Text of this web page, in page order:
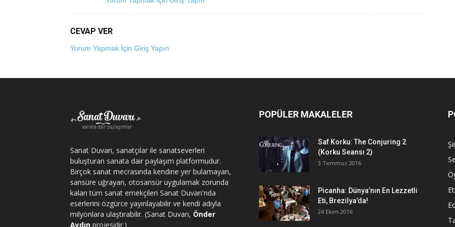
CEVAP VER
Yorum Yapmak İçin Giriş Yapın
Sanat Duvarı, sanatçılar ile sanatseverleri
buluşturan sanata dair paylaşım platformudur.
Birçok sanat mecrasında kendine yer bulamayan,
sansüre uğrayan, otosansür uygulamak zorunda
kalan tüm sanat emekçileri Sanat Duvarı'nda
eserlerini özgürce yayınlayabilir ve kendi adıyla
milyonlara ulaştırabilir. (Sanat Duvarı, Önder
Aydın projesidir.)
POPÜLER MAKALELER
Saf Korku: The Conjuring 2
(Korku Seansı 2)
3 Temmuz 2016
Picanha: Dünya’nın En Lezzetli
Eti, Brezilya’da!
24 Ekim 2016